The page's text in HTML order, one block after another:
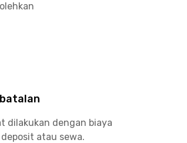
dilakukan dengan biaya
atau sewa.